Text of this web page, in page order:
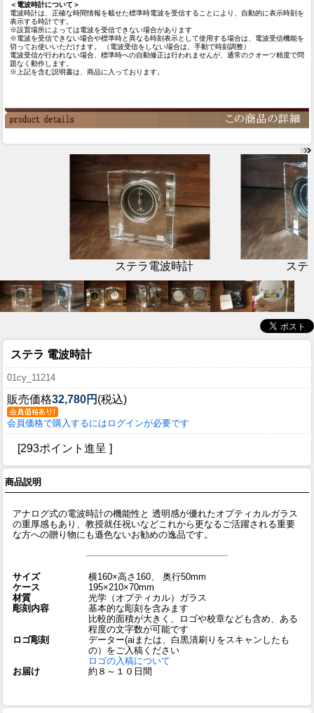
＜電波時計について＞
電波時計は、正確な時間情報を載せた標準時電波を受信することにより、自動的に表示時刻を
表示する時計です。
※設置場所によっては電波を受信できない場合があります
※電波を受信できない場合や標準時と異なる時刻表示として使用する場合は、電波受信機能を
切ってお使いいただけます。 （電波受信をしない場合は、手動で時刻調整）
電波受信が行われない場合、標準時への自動修正は行われませんが、通常のクオーツ精度で問
題なく動作します。
※上記を含む説明書は、商品に入っております。
ステラ電波時計 ステ
ステラ 電波時計
01cy_11214
販売価格32,780円 (税込)
会員価格で購入するにはログインが必要です
[293ポイント進呈 ]
商品説明
アナログ式の電波時計の機能性と 透明感が優れたオプティカルガラス
の重厚感もあり、教授就任祝いなどこれから更なるご活躍される重要
な方への贈り物にも遜色ないお勧めの逸品です。
サイズ
横160×高さ160、 奥行50mm
ケース
195×210×70mm
材質
光学（オプティカル）ガラス
彫刻内容
基本的な彫刻を含みます
比較的面積が大きく、ロゴや校章なども含め、ある
程度の文字数が可能です
ロゴ彫刻
データー(aiまたは、白黒清刷りをスキャンしたも
の）をご入稿ください
ロゴの入稿について
お届け
約８～１０日間